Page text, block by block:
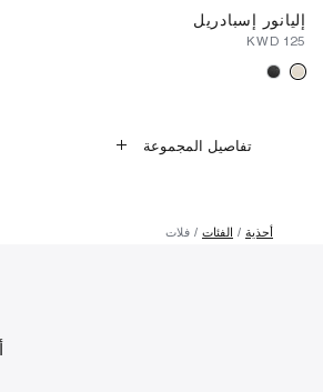
إليانور إسبادريل
تفاصيل المجموعة
أحذية الفئات فلات